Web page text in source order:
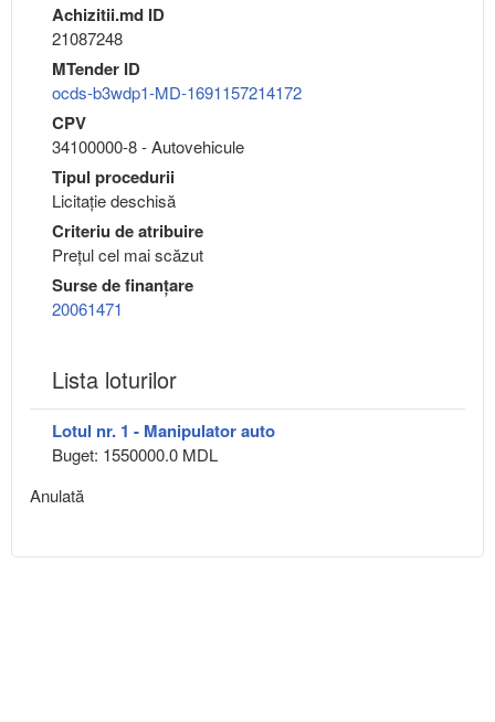
Achizitii.md ID
21087248
MTender ID
ocds-b3wdp1-MD-1691157214172
CPV
34100000-8 - Autovehicule
Tipul procedurii
Licitație deschisă
Criteriu de atribuire
Preţul cel mai scăzut
Surse de finanțare
20061471
Lista loturilor
Lotul nr. 1 - Manipulator auto
Buget: 1550000.0 MDL
Anulată